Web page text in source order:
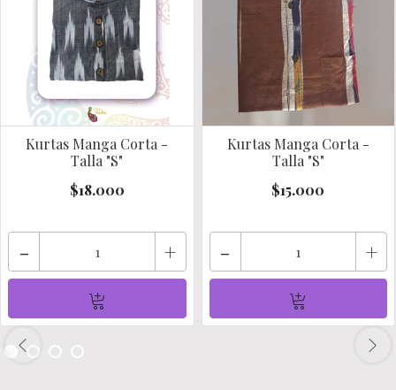
Kurtas Manga Corta -
Talla "S"
$18.000
- +
Kurtas Manga Corta -
Talla "S"
$15.000
- +